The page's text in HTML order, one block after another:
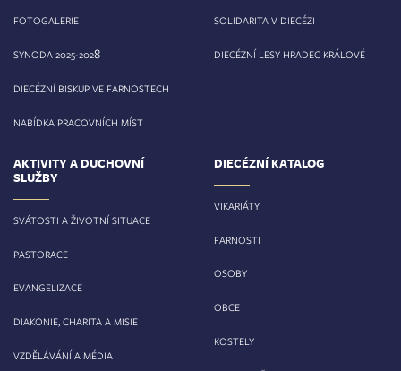
FOTOGALERIE
SYNODA 2025-2028
DIECÉZNÍ BISKUP VE FARNOSTECH
NABÍDKA PRACOVNÍCH MÍST
SOLIDARITA V DIECÉZI
DIECÉZNÍ LESY HRADEC KRÁLOVÉ
AKTIVITY A DUCHOVNÍ
SLUŽBY
SVÁTOSTI A ŽIVOTNÍ SITUACE
PASTORACE
EVANGELIZACE
DIAKONIE, CHARITA A MISIE
VZDĚLÁVÁNÍ A MÉDIA
DIECÉZNÍ KATALOG
VIKARIÁTY
FARNOSTI
OSOBY
OBCE
KOSTELY